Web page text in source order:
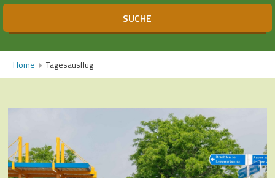
SUCHE
Home Tagesausflug